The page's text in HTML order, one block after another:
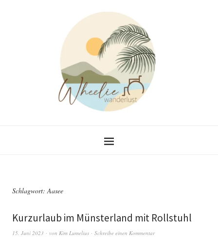
Schlagwort: Aasee
Kurzurlaub im Münsterland mit Rollstuhl
15. Juni 2023 von Kim Lumelius Schreibe einen Kommentar